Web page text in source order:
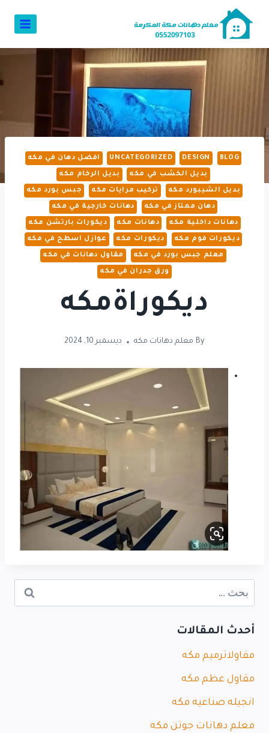
BLOG
DESIGN
UNCATEGORIZED افضل دهان في مكه
بديل الخشب في مكه بديل الرخام مكه
بديل الشيبورد مكه تركيب مرايات مكه جبس بورد مكه
دهان ممتاز في مكه دهانات خارجية في مكه
دهانات داخلية مكه دهانات مكه ديكورات بارتشن مكه
ديكورات فوم مكه ديكورات مكه عوازل اسطح في مكه
معلم جبس بورد في مكه مقاول دهانات في مكه
ورق جدران في مكه
ديكوراةمكه
By معلم دهانات مكه ديسمبر 10, 2024
أحدث المقالات
مقاولاترميم مكه
مقاول عظم مكه
انجيله صناعيه مكه
معلم دهانات جوتن مكه